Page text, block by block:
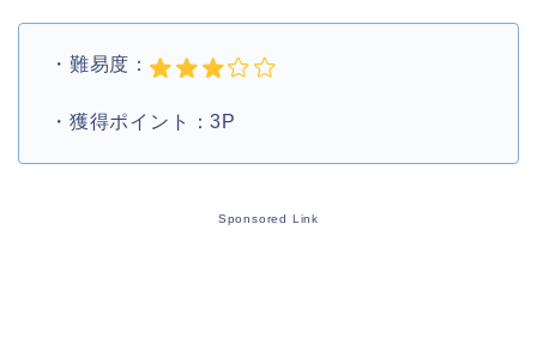
・難易度：
・獲得ポイント：3P
Sponsored Link